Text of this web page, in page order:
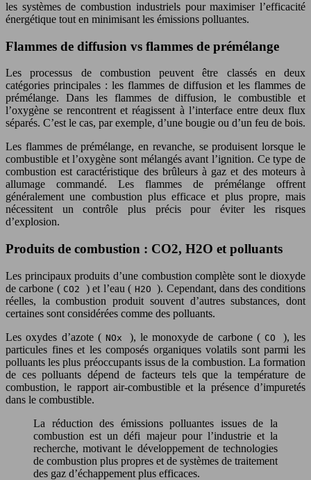
les systèmes de combustion industriels pour maximiser l’efficacité
énergétique tout en minimisant les émissions polluantes.
Flammes de diffusion vs flammes de prémélange
Les processus de combustion peuvent être classés en deux
catégories principales : les flammes de diffusion et les flammes de
prémélange. Dans les flammes de diffusion, le combustible et
l’oxygène se rencontrent et réagissent à l’interface entre deux flux
séparés. C’est le cas, par exemple, d’une bougie ou d’un feu de bois.
Les flammes de prémélange, en revanche, se produisent lorsque le
combustible et l’oxygène sont mélangés avant l’ignition. Ce type de
combustion est caractéristique des brûleurs à gaz et des moteurs à
allumage commandé. Les flammes de prémélange offrent
généralement une combustion plus efficace et plus propre, mais
nécessitent un contrôle plus précis pour éviter les risques
d’explosion.
Produits de combustion : CO2, H2O et polluants
Les principaux produits d’une combustion complète sont le dioxyde
de carbone ( CO2 ) et l’eau ( H2O ). Cependant, dans des conditions
réelles, la combustion produit souvent d’autres substances, dont
certaines sont considérées comme des polluants.
Les oxydes d’azote ( NOx ), le monoxyde de carbone ( CO ), les
particules fines et les composés organiques volatils sont parmi les
polluants les plus préoccupants issus de la combustion. La formation
de ces polluants dépend de facteurs tels que la température de
combustion, le rapport air-combustible et la présence d’impuretés
dans le combustible.
La réduction des émissions polluantes issues de la
combustion est un défi majeur pour l’industrie et la
recherche, motivant le développement de technologies
de combustion plus propres et de systèmes de traitement
des gaz d’échappement plus efficaces.